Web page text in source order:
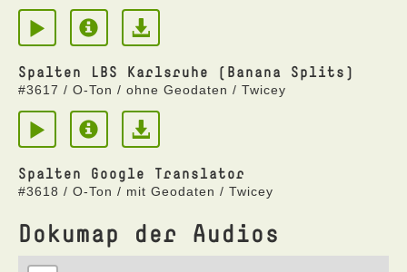
Spalten LBS Karlsruhe (Banana Splits)
#3617 / O-Ton / ohne Geodaten / Twicey
Spalten Google Translator
#3618 / O-Ton / mit Geodaten / Twicey
Dokumap der Audios